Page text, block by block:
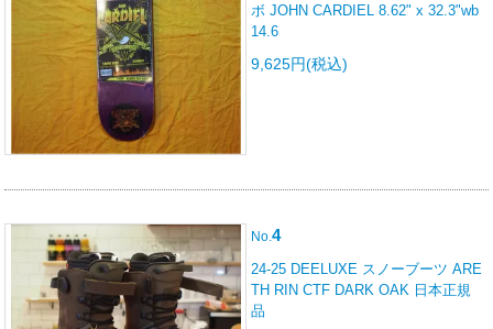
ボ JOHN CARDIEL 8.62" x 32.3"wb
14.6
9,625円(税込)
No.4
24-25 DEELUXE スノーブーツ ARE
TH RIN CTF DARK OAK 日本正規
品